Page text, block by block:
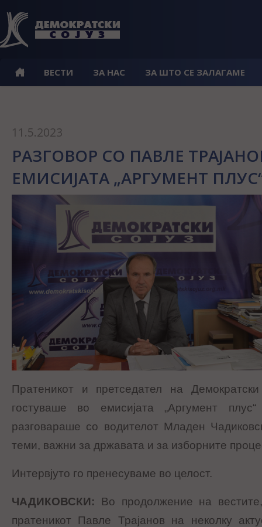
ВЕСТИ ЗА НАС ЗА ШТО СЕ ЗАЛАГАМЕ
11.5.2023
РАЗГОВОР СО ПАВЛЕ
ЕМИСИЈАТА „АРГУМЕНТ
Пратеникот и претседател на
гостуваше во емисијата „Аргумент
разговараше со водителот Младен
теми, важни за државата и за изборните
Интервјуто го пренесуваме во целост.
ЧАДИКОВСКИ:
Во продолжение на
пратеникот Павле Трајанов на неколку